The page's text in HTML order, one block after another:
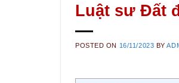
Luật sư Đất
POSTED ON 16/11/2023 BY